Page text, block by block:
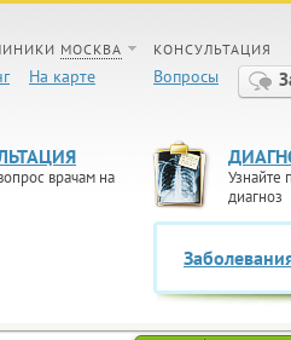
МОСКВА
На карте
КОНСУЛЬТАЦИЯ
Вопросы
врачам на
Узнайте
диагноз